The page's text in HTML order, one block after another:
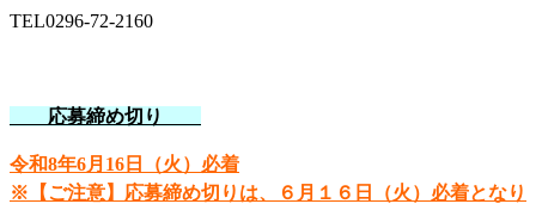
TEL0296-72-2160
応募締め切り
令和8年6月16日（火）必着
※【ご注意】応募締め切りは、６月１６日（火）必着となり